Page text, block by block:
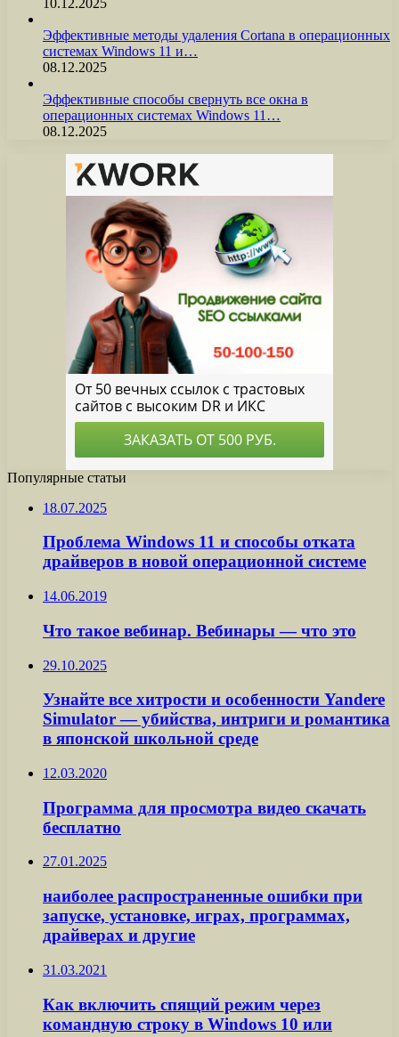
Эффективные методы удаления Cortana в операционных
системах Windows 11 и…
08.12.2025
Эффективные способы свернуть все окна в
операционных системах Windows 11…
08.12.2025
Популярные статьи
18.07.2025
Проблема Windows 11 и способы отката
драйверов в новой операционной системе
14.06.2019
Что такое вебинар. Вебинары — что это
29.10.2025
Узнайте все хитрости и особенности Yandere
Simulator — убийства, интриги и романтика
в японской школьной среде
12.03.2020
Программа для просмотра видео скачать
бесплатно
27.01.2025
наиболее распространенные ошибки при
запуске, установке, играх, программах,
драйверах и другие
31.03.2021
Как включить спящий режим через
командную строку в Windows 10 или